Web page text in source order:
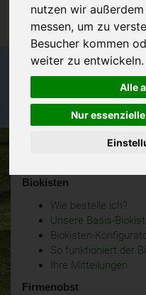
nutzen wir
messen, um zu
Besucher kommen
weiter zu entwickeln.
Alle
Nur
Biokisten
Wie bestelle ich?
Unsere Basis-
Biokisten-
So funktioniert der
Ihre Mitteilungen
Firmenobst